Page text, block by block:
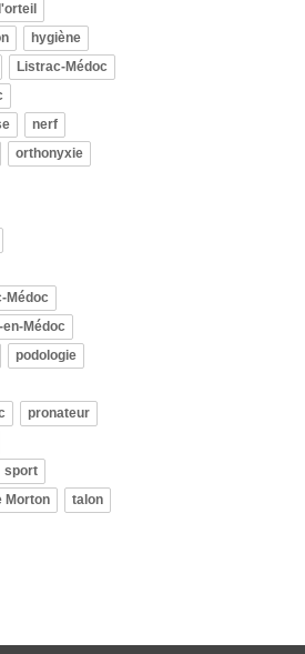
hygiène
Listrac-Médoc
nerf
orthonyxie
Médoc
Médoc
podologie
pronateur
sport
Morton
talon